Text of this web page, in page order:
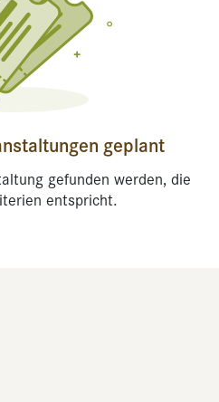
geplant
gefunden werden, die
entspricht.